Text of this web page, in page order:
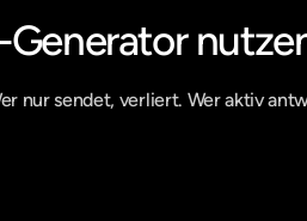
nur sendet, verliert. Wer aktiv